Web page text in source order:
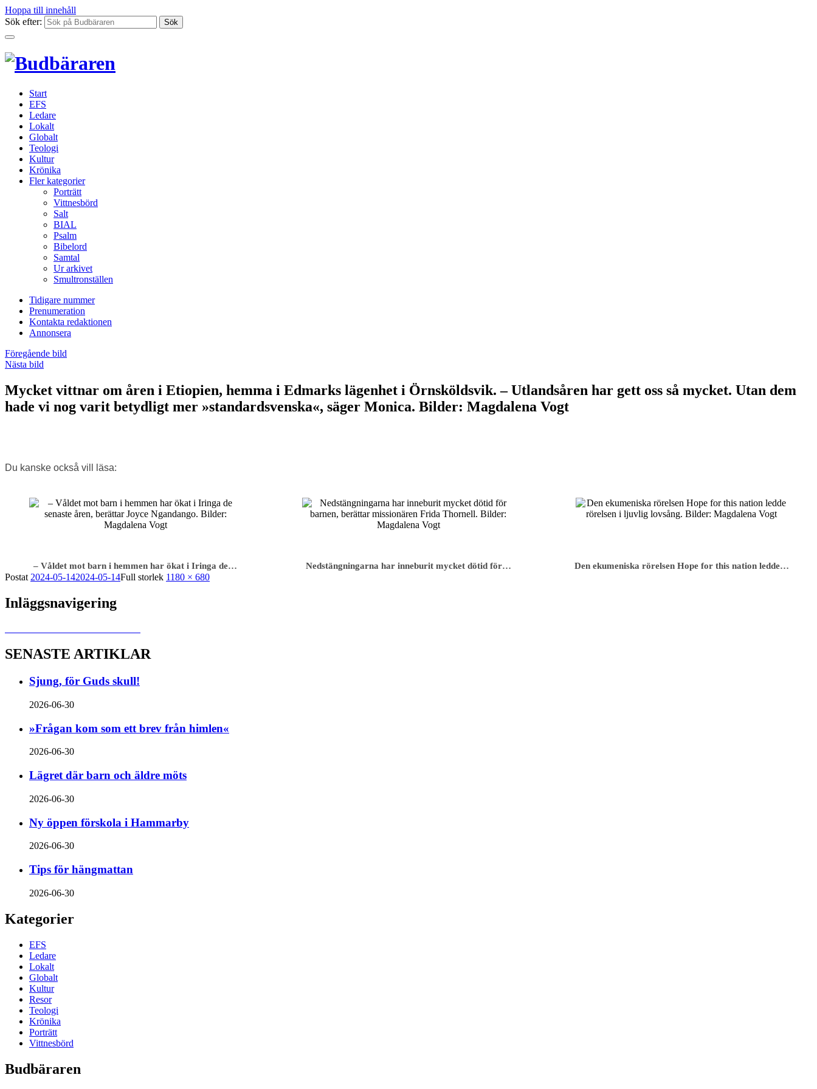
Hoppa till innehåll
Sök efter:
Start
EFS
Ledare
Lokalt
Globalt
Teologi
Kultur
Krönika
Fler kategorier
Porträtt
Vittnesbörd
Salt
BIAL
Psalm
Bibelord
Samtal
Ur arkivet
Smultronställen
Tidigare nummer
Prenumeration
Kontakta redaktionen
Annonsera
Föregående bild
Nästa bild
Mycket vittnar om åren i Etiopien, hemma i Edmarks lägenhet i Örnsköldsvik. – Utlandsåren har gett oss så mycket. Utan dem
hade vi nog varit betydligt mer »standardsvenska«, säger Monica. Bilder: Magdalena Vogt
Du kanske också vill läsa:
– Våldet mot barn i hemmen har ökat i Iringa de… Nedstängningarna har inneburit mycket dötid för… Den ekumeniska rörelsen Hope for this nation ledde…
Postat 2024-05-142024-05-14Full storlek 1180 × 680
Inläggsnavigering
SENASTE ARTIKLAR
Sjung, för Guds skull!
2026-06-30
»Frågan kom som ett brev från himlen«
2026-06-30
Lägret där barn och äldre möts
2026-06-30
Ny öppen förskola i Hammarby
2026-06-30
Tips för hängmattan
2026-06-30
Kategorier
EFS
Ledare
Lokalt
Globalt
Kultur
Resor
Teologi
Krönika
Porträtt
Vittnesbörd
Budbäraren